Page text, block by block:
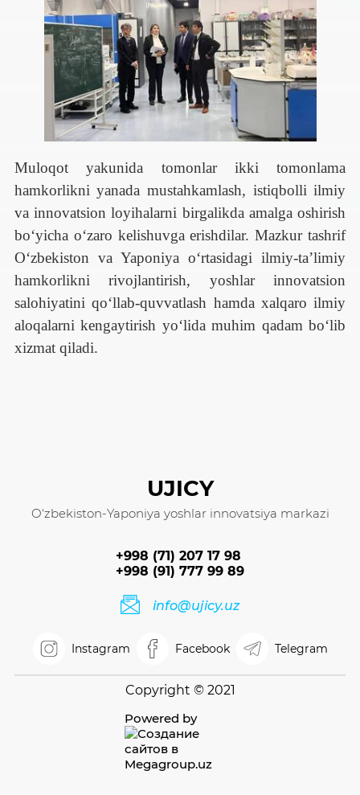
Muloqot yakunida tomonlar ikki tomonlama
hamkorlikni yanada mustahkamlash, istiqbolli ilmiy
va innovatsion loyihalarni birgalikda amalga oshirish
bo‘yicha o‘zaro kelishuvga erishdilar. Mazkur tashrif
O‘zbekiston va Yaponiya o‘rtasidagi ilmiy-ta’limiy
hamkorlikni rivojlantirish, yoshlar innovatsion
salohiyatini qo‘llab-quvvatlash hamda xalqaro ilmiy
aloqalarni kengaytirish yo‘lida muhim qadam bo‘lib
xizmat qiladi.
UJICY
O‘zbekiston-Yaponiya yoshlar innovatsiya markazi
+998 (71) 207 17 98
+998 (91) 777 99 89
info@ujicy.uz
Instagram Facebook Telegram
Copyright © 2021
Powered by